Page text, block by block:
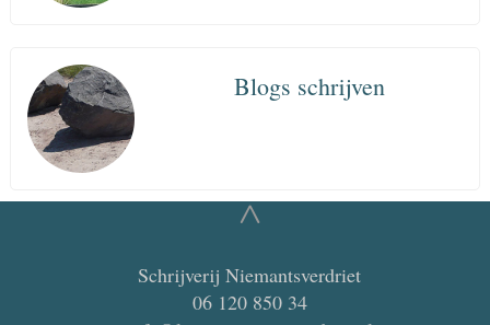
Blogs schrijven
^
Schrijverij Niemantsverdriet
06 120 850 34